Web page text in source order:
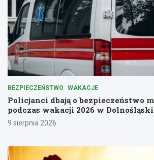
BEZPIECZEŃSTWO WAKACJE
Policjanci dbają o bezpieczeństwo
podczas wakacji 2026 w
9 sierpnia 2026